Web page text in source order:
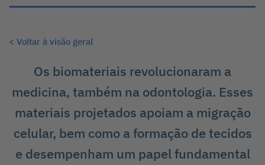
< Voltar à visão geral
Os biomateriais revolucionaram a
medicina, também na odontologia. Esses
materiais projetados apoiam a migração
celular, bem como a formação de tecidos
e desempenham um papel fundamental